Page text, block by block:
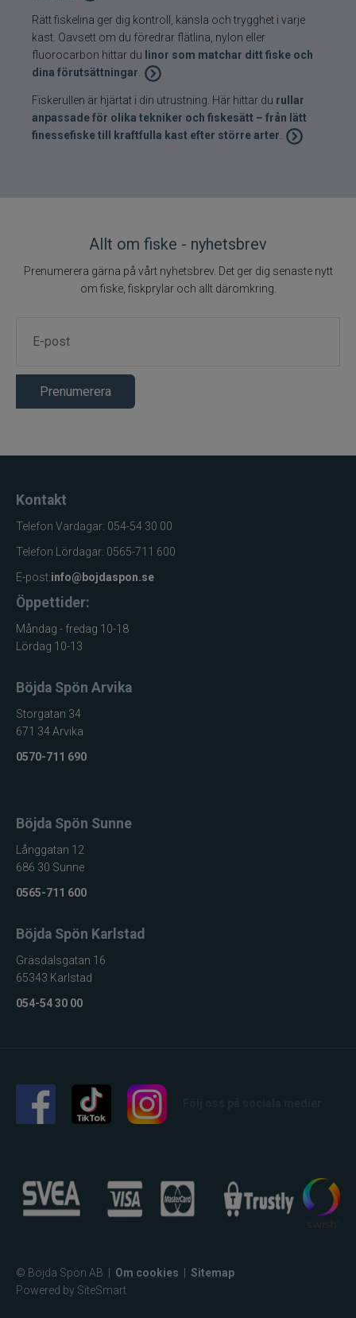
Rätt fiskelina ger dig kontroll, känsla och trygghet i varje
kast. Oavsett om du föredrar flätlina, nylon eller
fluorocarbon hittar du linor som matchar ditt fiske och
dina förutsättningar.
Fiskerullen är hjärtat i din utrustning. Här hittar du rullar
anpassade för olika tekniker och fiskesätt – från lätt
finessefiske till kraftfulla kast efter större arter.
Allt om fiske - nyhetsbrev
Prenumerera gärna på vårt nyhetsbrev. Det ger dig senaste nytt
om fiske, fiskprylar och allt däromkring.
Prenumerera
Kontakt
Telefon Vardagar: 054-54 30 00
Telefon Lördagar: 0565-711 600
E-post:info@bojdaspon.se
Öppettider:
Måndag - fredag 10-18
Lördag 10-13
Böjda Spön Arvika
Storgatan 34
671 34 Arvika
0570-711 690
Böjda Spön Sunne
Långgatan 12
686 30 Sunne
0565-711 600
Böjda Spön Karlstad
Gräsdalsgatan 16
65343 Karlstad
054-54 30 00
© Böjda Spön AB Om cookies
Sitemap
Powered by SiteSmart